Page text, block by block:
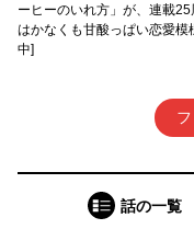
ーヒーのいれ方」が、連載
はかなくも甘酸っぱい恋愛
中]
話の一覧